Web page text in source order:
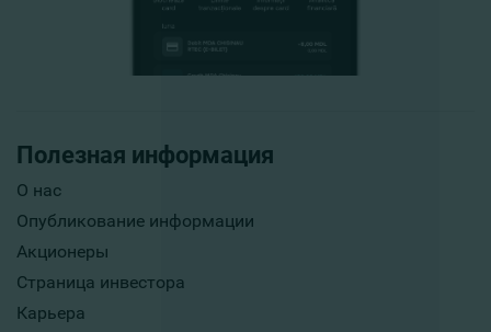
Полезная информация
О нас
Опубликование информации
Акционеры
Страница инвестора
Карьера